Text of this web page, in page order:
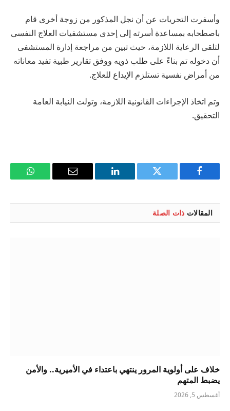
وأسفرت التحريات عن أن نجل المذكور من زوجة أخرى قام
باصطحابه بمساعدة أسرته إلى إحدى مستشفيات العلاج النفسى
لتلقى الرعاية اللازمة، حيث تبين من مراجعة إدارة المستشفى
أن دخوله تم بناءً على طلب ذويه ووفق تقارير طبية تفيد معاناته
من أمراض نفسية تستلزم الإيداع للعلاج.
وتم اتخاذ الإجراءات القانونية اللازمة، وتولت النيابة العامة
التحقيق.
فيسبوك تويتر لينكدإن
البريد
واتساب
المقالات ذات الصلة
خلاف على أولوية المرور ينتهي باعتداء في الأميرية.. والأمن
يضبط المتهم
أغسطس 5, 2026